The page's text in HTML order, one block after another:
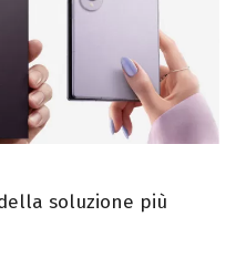
soluzione più